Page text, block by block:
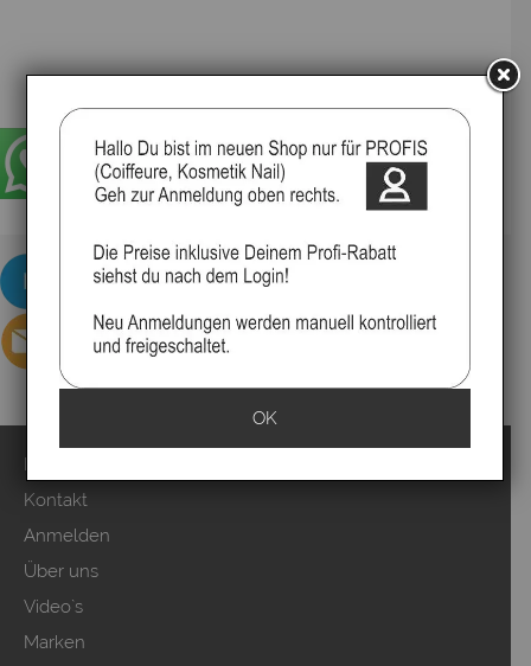
Impressum
Kontakt
Anmelden
Über uns
Video`s
Marken
OK